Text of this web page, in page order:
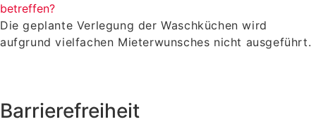
betreffen?
Die geplante Verlegung der Waschküchen wird
aufgrund vielfachen Mieterwunsches nicht ausgeführt.
Barrierefreiheit